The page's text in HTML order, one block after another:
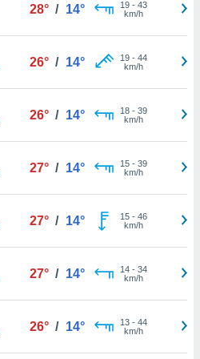
28° / 14° 19- 43
km/h
26° / 14° 19- 44
km/h
26° / 14° 18- 39
km/h
27° / 14° 15- 39
km/h
27° / 14° 15- 46
km/h
27° / 14° 14- 34
km/h
26° / 14° 13- 44
km/h